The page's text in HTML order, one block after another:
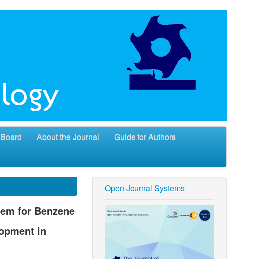
About the Journal
Guide for Authors
for Benzene
in
Open Journal Systems